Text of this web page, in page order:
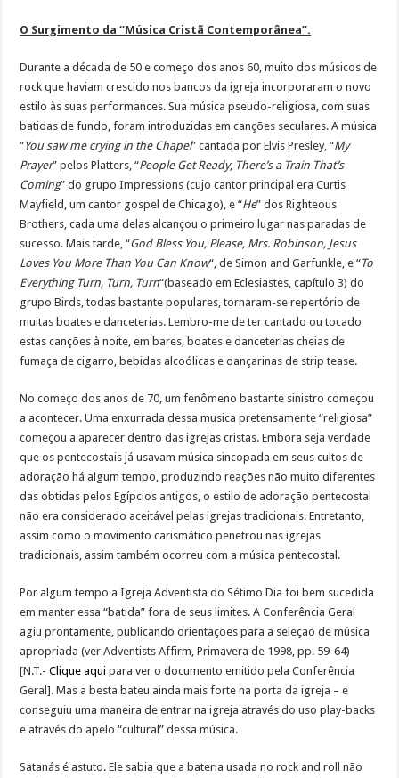
O Surgimento da “Música Cristã Contemporânea”.
Durante a década de 50 e começo dos anos 60, muito dos músicos de
rock que haviam crescido nos bancos da igreja incorporaram o novo
estilo às suas performances. Sua música pseudo-religiosa, com suas
batidas de fundo, foram introduzidas em canções seculares. A música
“You saw me crying in the Chapel” cantada por Elvis Presley, “My
Prayer” pelos Platters, “People Get Ready, There’s a Train That’s
Coming” do grupo Impressions (cujo cantor principal era Curtis
Mayfield, um cantor gospel de Chicago), e “He” dos Righteous
Brothers, cada uma delas alcançou o primeiro lugar nas paradas de
sucesso. Mais tarde, “God Bless You, Please, Mrs. Robinson, Jesus
Loves You More Than You Can Know“, de Simon and Garfunkle, e “To
Everything Turn, Turn, Turn“(baseado em Eclesiastes, capítulo 3) do
grupo Birds, todas bastante populares, tornaram-se repertório de
muitas boates e danceterias. Lembro-me de ter cantado ou tocado
estas canções à noite, em bares, boates e danceterias cheias de
fumaça de cigarro, bebidas alcoólicas e dançarinas de strip tease.
No começo dos anos de 70, um fenômeno bastante sinistro começou
a acontecer. Uma enxurrada dessa musica pretensamente “religiosa”
começou a aparecer dentro das igrejas cristãs. Embora seja verdade
que os pentecostais já usavam música sincopada em seus cultos de
adoração há algum tempo, produzindo reações não muito diferentes
das obtidas pelos Egípcios antigos, o estilo de adoração pentecostal
não era considerado aceitável pelas igrejas tradicionais. Entretanto,
assim como o movimento carismático penetrou nas igrejas
tradicionais, assim também ocorreu com a música pentecostal.
Por algum tempo a Igreja Adventista do Sétimo Dia foi bem sucedida
em manter essa “batida” fora de seus limites. A Conferência Geral
agiu prontamente, publicando orientações para a seleção de música
apropriada (ver Adventists Affirm, Primavera de 1998, pp. 59-64)
[N.T.-Clique aqui para ver o documento emitido pela Conferência
Geral]. Mas a besta bateu ainda mais forte na porta da igreja – e
conseguiu uma maneira de entrar na igreja através do uso play-backs
e através do apelo “cultural” dessa música.
Satanás é astuto. Ele sabia que a bateria usada no rock and roll não